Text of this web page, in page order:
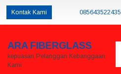
Kontak Kami 085643522435
ARA FIBERGLASS
kepuasan Pelanggan Kebanggaan
Kami